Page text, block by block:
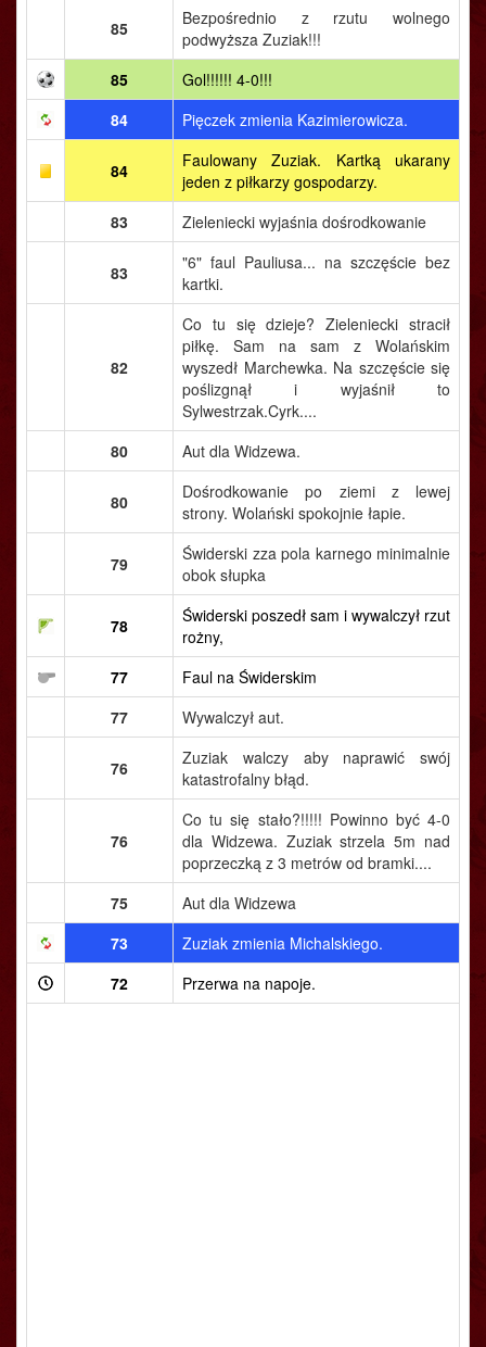
85
Bezpośrednio z rzutu wolnego
podwyższa Zuziak!!!
85
Gol!!!!!! 4-0!!!
84
Pięczek zmienia Kazimierowicza.
84
Faulowany Zuziak. Kartką ukarany
jeden z piłkarzy gospodarzy.
83
Zieleniecki wyjaśnia dośrodkowanie
83
"6" faul Pauliusa... na szczęście bez
kartki.
82
Co tu się dzieje? Zieleniecki stracił
piłkę. Sam na sam z Wolańskim
wyszedł Marchewka. Na szczęście się
poślizgnął i wyjaśnił to
Sylwestrzak.Cyrk....
80
Aut dla Widzewa.
80
Dośrodkowanie po ziemi z lewej
strony. Wolański spokojnie łapie.
79
Świderski zza pola karnego minimalnie
obok słupka
78
Świderski poszedł sam i wywalczył rzut
rożny,
77
Faul na Świderskim
77
Wywalczył aut.
76
Zuziak walczy aby naprawić swój
katastrofalny błąd.
76
Co tu się stało?!!!!! Powinno być 4-0
dla Widzewa. Zuziak strzela 5m nad
poprzeczką z 3 metrów od bramki....
75
Aut dla Widzewa
73
Zuziak zmienia Michalskiego.
72
Przerwa na napoje.